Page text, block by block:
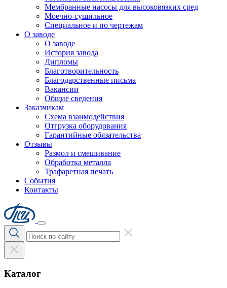
Мембранные насосы для высоковязких сред
Моечно-сушильное
Специальное и по чертежам
О заводе
О заводе
История завода
Дипломы
Благотворительность
Благодарственные письма
Вакансии
Общие сведения
Заказчикам
Схема взаимодействия
Отгрузка оборудования
Гарантийные обязательства
Отзывы
Размол и смешивание
Обработка металла
Трафаретная печать
События
Контакты
Каталог